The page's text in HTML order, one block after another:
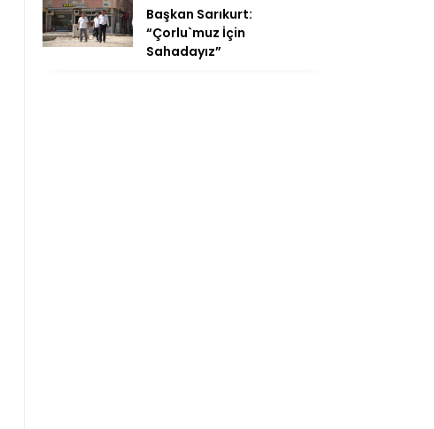
Başkan Sarıkurt:
“Çorlu`muz İçin
Sahadayız”